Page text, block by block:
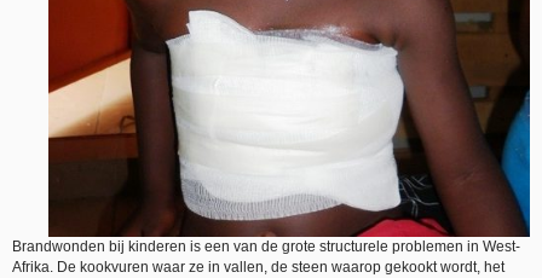
Brandwonden bij kinderen is een van de grote structurele problemen in West-
Afrika. De kookvuren waar ze in vallen, de steen waarop gekookt wordt, het